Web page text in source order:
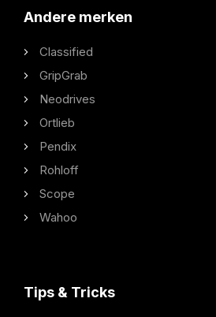
Andere merken
Classified
GripGrab
Neodrives
Ortlieb
Pendix
Rohloff
Scope
Wahoo
Tips & Tricks